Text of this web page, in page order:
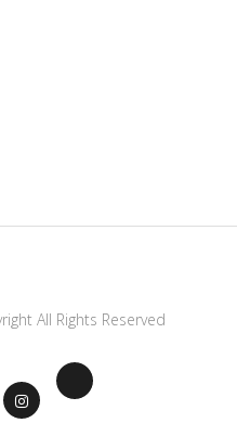
All Rights Reserved